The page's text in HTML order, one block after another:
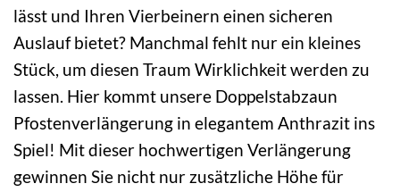
lässt und Ihren Vierbeinern einen sicheren
Auslauf bietet? Manchmal fehlt nur ein kleines
Stück, um diesen Traum Wirklichkeit werden zu
lassen. Hier kommt unsere Doppelstabzaun
Pfostenverlängerung in elegantem Anthrazit ins
Spiel! Mit dieser hochwertigen Verlängerung
gewinnen Sie nicht nur zusätzliche Höhe für